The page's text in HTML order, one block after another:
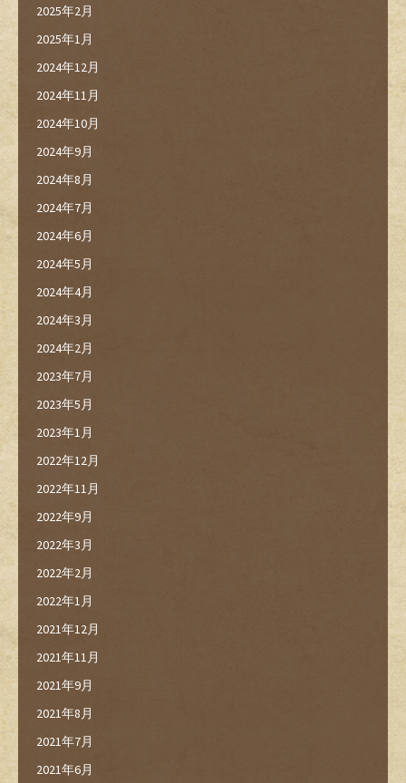
2025年2月
2025年1月
2024年12月
2024年11月
2024年10月
2024年9月
2024年8月
2024年7月
2024年6月
2024年5月
2024年4月
2024年3月
2024年2月
2023年7月
2023年5月
2023年1月
2022年12月
2022年11月
2022年9月
2022年3月
2022年2月
2022年1月
2021年12月
2021年11月
2021年9月
2021年8月
2021年7月
2021年6月